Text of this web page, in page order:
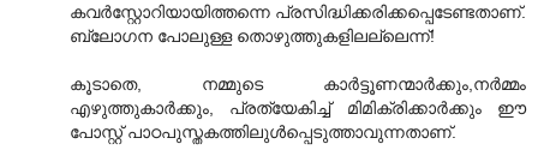
കവര്‍സ്റ്റോറിയായിത്തന്നെ പ്രസിദ്ധിക്കരിക്കപ്പെടേണ്ടതാണ്.
ബ്ലോഗന പോലുള്ള തൊഴുത്തുകളിലല്ലെന്ന്!
കൂടാതെ, നമ്മുടെ കാര്‍ട്ടൂണന്മാര്‍ക്കും,നര്‍മ്മം
എഴുത്തുകാര്‍ക്കും, പ്രത്യേകിച്ച് മിമിക്രിക്കാര്‍ക്കും ഈ
പോസ്റ്റ് പാഠപുസ്തകത്തിലുള്‍പ്പെടുത്താവുന്നതാണ്.